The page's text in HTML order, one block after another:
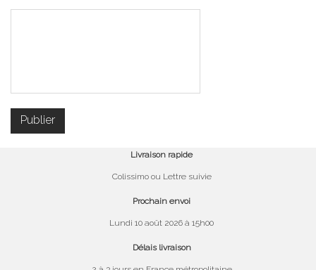
Livraison rapide
Colissimo ou Lettre suivie
Prochain envoi
Lundi 10 août 2026 à 15h00
Délais livraison